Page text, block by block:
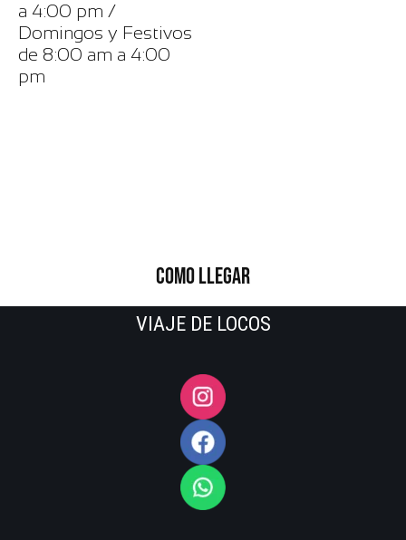
a 4:00 pm /
Domingos y Festivos
de 8:00 am a 4:00
pm
COMO LLEGAR
VIAJE DE LOCOS